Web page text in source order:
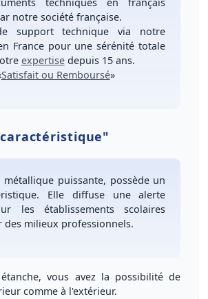
techniques en français
notre société française.
support technique via notre
Francepour unesérénité totale
expertisedepuis 15 ans.
Satisfait ou Remboursé»
métallique puissante, possède un
. Elle diffuse une alerte
les établissements scolaires
des milieux professionnels.
vous avez la possibilité de
comme à l'extérieur.